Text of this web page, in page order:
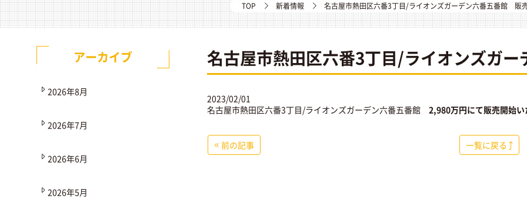
TOP 新着情報 名古屋市熱田区六番3丁目/ライオンズガーデン六番五番館 販
名古屋市熱田区六番3丁目/ライオンズガ
2023/02/01
名古屋市熱田区六番3丁目/ライオンズガーデン六番五番館 2,980万円にて販売開始い
前の記事 一覧に戻る
アーカイブ
2026年8月
2026年7月
2026年6月
2026年5月